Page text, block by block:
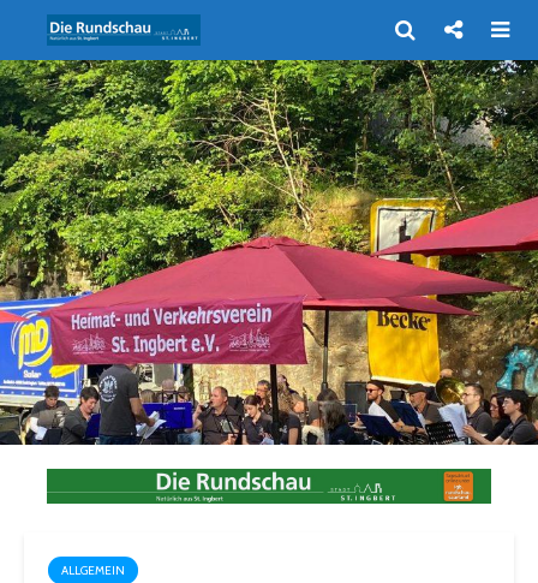
ALLGEMEIN